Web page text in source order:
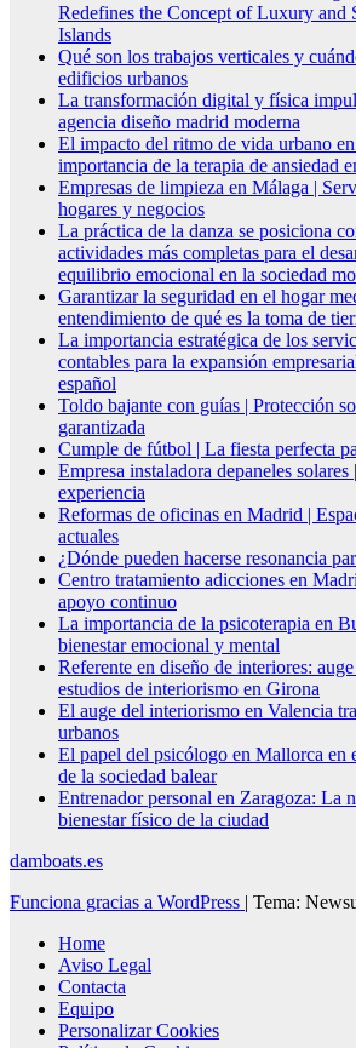
Redefines the Concept of Luxury and
Islands
Qué son los trabajos verticales y
edificios urbanos
La transformación digital y física
agencia diseño madrid moderna
El impacto del ritmo de vida urbano
importancia de la terapia de ansiedad
Empresas de limpieza en Málaga |
hogares y negocios
La práctica de la danza se posiciona
actividades más completas para el
equilibrio emocional en la sociedad
Garantizar la seguridad en el hogar
entendimiento de qué es la toma de
La importancia estratégica de los
contables para la expansión
español
Toldo bajante con guías | Protección
garantizada
Cumple de fútbol | La fiesta perfecta
Empresa instaladora depaneles
experiencia
Reformas de oficinas en Madrid |
actuales
¿Dónde pueden hacerse resonancia
Centro tratamiento adicciones en
apoyo continuo
La importancia de la psicoterapia en
bienestar emocional y mental
Referente en diseño de interiores:
estudios de interiorismo en Girona
El auge del interiorismo en Valencia
urbanos
El papel del psicólogo en Mallorca en
de la sociedad balear
Entrenador personal en Zaragoza: La
bienestar físico de la ciudad
damboats.es
Funciona gracias a WordPress | Tema:
Home
Aviso Legal
Contacta
Equipo
Personalizar Cookies